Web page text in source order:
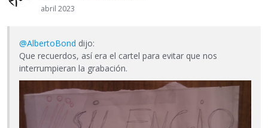
abril 2023
@AlbertoBond dijo:
Que recuerdos, así era el cartel para evitar que nos
interrumpieran la grabación.